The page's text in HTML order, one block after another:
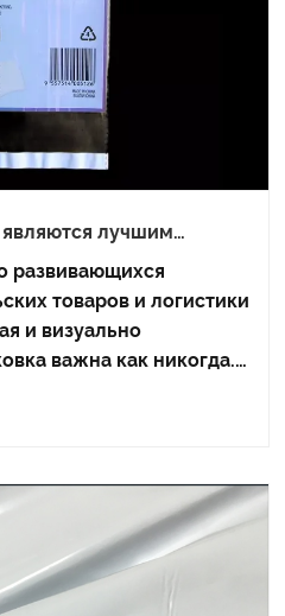
лучшим
развивающихся
товаров и логистики
и визуально
важна как никогда.
продукт во